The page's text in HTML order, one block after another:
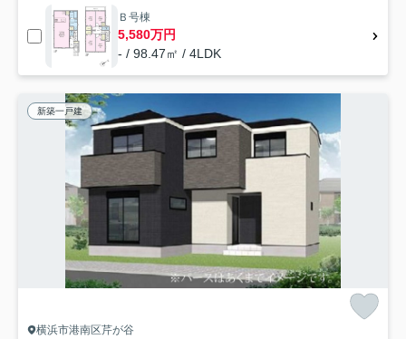
Ｂ号棟
5,580万円
- / 98.47㎡ / 4LDK
新築一戸建
横浜市港南区芹が谷